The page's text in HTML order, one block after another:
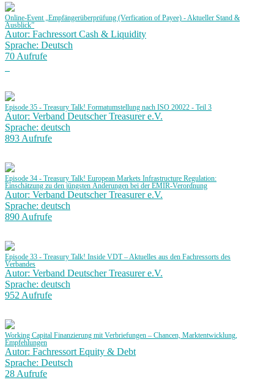
Online-Event „Empfängerüberprüfung (Verfication of Payee) - Aktueller Stand &
Ausblick”
Autor: Fachressort Cash & Liquidity
Sprache: Deutsch
70 Aufrufe
Episode 35 - Treasury Talk! Formatumstellung nach ISO 20022 - Teil 3
Autor: Verband Deutscher Treasurer e.V.
Sprache: deutsch
893 Aufrufe
Episode 34 - Treasury Talk! European Markets Infrastructure Regulation:
Einschätzung zu den jüngsten Änderungen bei der EMIR-Verordnung
Autor: Verband Deutscher Treasurer e.V.
Sprache: deutsch
890 Aufrufe
Episode 33 - Treasury Talk! Inside VDT – Aktuelles aus den Fachressorts des
Verbandes
Autor: Verband Deutscher Treasurer e.V.
Sprache: deutsch
952 Aufrufe
Working Capital Finanzierung mit Verbriefungen – Chancen, Marktentwicklung,
Empfehlungen
Autor: Fachressort Equity & Debt
Sprache: Deutsch
28 Aufrufe